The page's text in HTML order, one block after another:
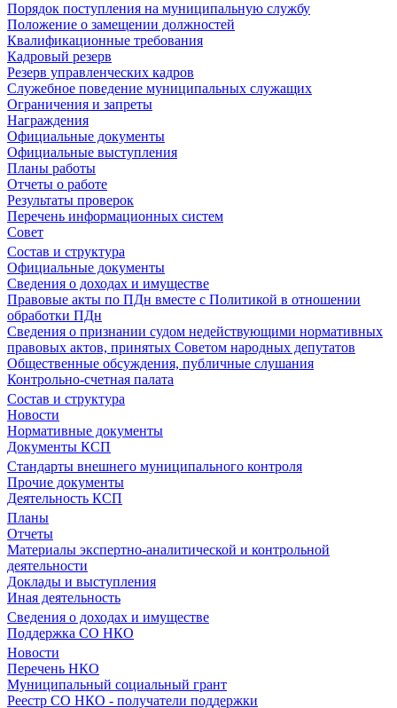
Порядок поступления на муниципальную службу
Положение о замещении должностей
Квалификационные требования
Кадровый резерв
Резерв управленческих кадров
Служебное поведение муниципальных служащих
Ограничения и запреты
Награждения
Официальные документы
Официальные выступления
Планы работы
Отчеты о работе
Результаты проверок
Перечень информационных систем
Совет
Состав и структура
Официальные документы
Сведения о доходах и имуществе
Правовые акты по ПДн вместе с Политикой в отношении
обработки ПДн
Сведения о признании судом недействующими нормативных
правовых актов, принятых Советом народных депутатов
Общественные обсуждения, публичные слушания
Контрольно-счетная палата
Состав и структура
Новости
Нормативные документы
Документы КСП
Стандарты внешнего муниципального контроля
Прочие документы
Деятельность КСП
Планы
Отчеты
Материалы экспертно-аналитической и контрольной
деятельности
Доклады и выступления
Иная деятельность
Сведения о доходах и имуществе
Поддержка СО НКО
Новости
Перечень НКО
Муниципальный социальный грант
Реестр СО НКО - получатели поддержки